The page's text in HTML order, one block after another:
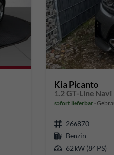
Kia Picanto
1.2 GT-Line
sofort lieferbar
266870
Benzin
62 kW (84 PS)